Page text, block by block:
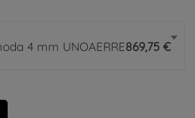
4 mm UNOAERRE869,75 €